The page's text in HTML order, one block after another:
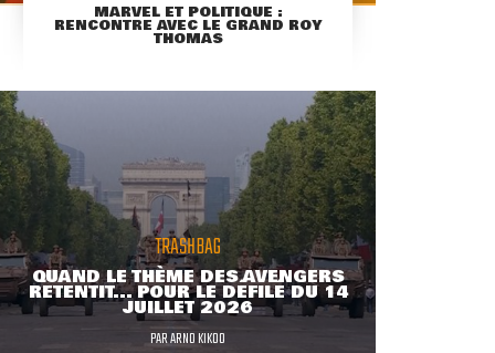
MARVEL ET POLITIQUE :
RENCONTRE AVEC LE GRAND ROY
THOMAS
TRASHBAG
QUAND LE THÈME DES AVENGERS
RETENTIT... POUR LE DÉFILÉ DU 14
JUILLET 2026
PARARNO KIKOO